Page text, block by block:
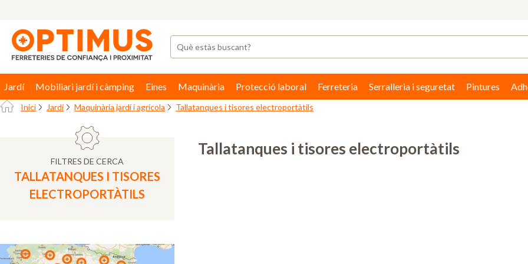
Jardí Mobiliari jardí i càmping Eines Maquinària Protecció laboral Ferreteria Serralleria i seguretat Pintures
Inici Jardí Maquinària jardí i agrícola Tallatanques i tisores electroportàtils
FILTRES DE CERCA
TALLATANQUES I TISORES
ELECTROPORTÀTILS
Tallatanques i tisores electroportàtils